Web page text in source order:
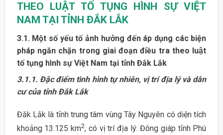
THEO LUẬT TỐ TỤNG HÌNH SỰ VIỆT
NAM TẠI TỈNH ĐẮK LẮK
3.1. Một số yếu tố ảnh hưởng đến áp dụng các biện
pháp ngăn chặn trong giai đoạn điều tra theo luật
tố tụng hình sự Việt Nam tại tỉnh Đắk Lắk
3.1.1. Đặc điểm tình hình tự nhiên, vị trí địa lý và dân
cư của tỉnh Đắk Lắk
Đăk Lắk là tỉnh trung tâm vùng Tây Nguyên có diện tích
khoảng 13.125 km2, có vị trí địa lý: Đông giáp tỉnh Phú